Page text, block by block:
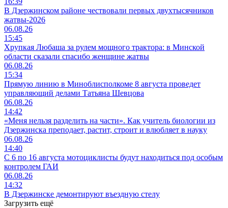
В Дзержинском районе чествовали первых двухтысячников
жатвы-2026
06.08.26
15:45
Хрупкая Любаша за рулем мощного трактора: в Минской
области сказали спасибо женщине жатвы
06.08.26
15:34
Прямую линию в Миноблисполкоме 8 августа проведет
управляющий делами Татьяна Шевцова
06.08.26
14:42
«Меня нельзя разделить на части». Как учитель биологии из
Дзержинска преподает, растит, строит и влюбляет в науку
06.08.26
14:40
С 6 по 16 августа мотоциклисты будут находиться под особым
контролем ГАИ
06.08.26
14:32
В Дзержинске демонтируют въездную стелу
Загрузить ещё